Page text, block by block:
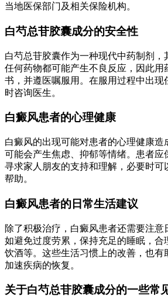
当地医保部门及相关保险机构。
白芍总苷胶囊成分的安全性
白芍总苷胶囊作为一种现代中药制剂，
任何药物都可能产生不良反应，因此用
书，并遵医嘱服用。在服用过程中出现
时咨询医生。
白癜风患者的心理健康
白癜风的出现可能对患者的心理健康造
可能会产生焦虑、抑郁等情绪。患者应
寻求家人朋友的支持和理解，必要时可
帮助。
白癜风患者的日常生活建议
除了积极治疗，白癜风患者还需要注意
如避免过度劳累，保持充足的睡眠，合
饮酒等。这些生活习惯上的改善，也有
加速疾病的恢复。
关于白芍总苷胶囊成分的一些常